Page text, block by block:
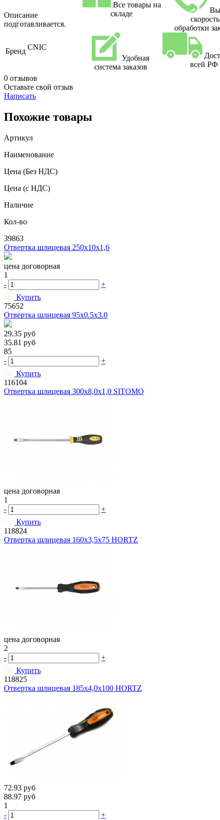
Описание
подготавливается.
Бренд CNIC
0 отзывов
Оставьте свой отзыв
Написать
Все товары на
складе
скорость
обработки
Удобная
система заказов
всей РФ
Похожие товары
Артикул
Наименование
Цена (Без НДС)
Цена (с НДС)
Наличие
Кол-во
39863
Отвертка шлицевая 250х10х1,6
цена договорная
1
-
+
Купить
75652
Отвертка шлицевая 95х0.5х3.0
29.35 руб
35.81 руб
85
-
+
Купить
116104
Отвертка шлицевая 300х8,0х1,0 SITOMO
цена договорная
1
-
+
Купить
118824
Отвертка шлицевая 160х3,5х75 HORTZ
цена договорная
2
-
+
Купить
118825
Отвертка шлицевая 185х4,0х100 HORTZ
72.93 руб
88.97 руб
1
-
+